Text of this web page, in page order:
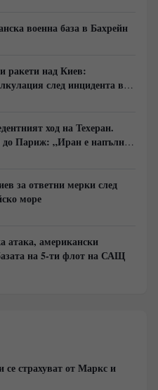
военна база в Бахрейн
ракети над Киев:
след инцидента в
ход на Техеран.
до Париж: „Иран е напълно
война... Чак до
за ответни мерки след
море
атака, американски
на 5-ти флот на САЩ
страхуват от Маркс и